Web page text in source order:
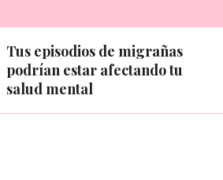
Tus episodios de migrañas
podrían estar afectando tu
salud mental